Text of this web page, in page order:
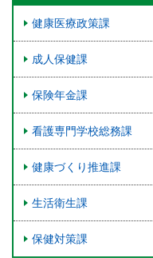
健康医療政策課
成人保健課
保険年金課
看護専門学校総務課
健康づくり推進課
生活衛生課
保健対策課